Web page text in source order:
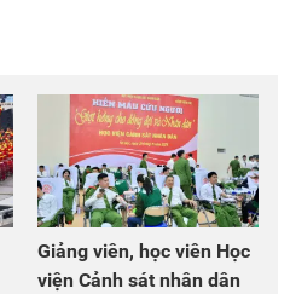
Giảng viên, học viên Học
viện Cảnh sát nhân dân